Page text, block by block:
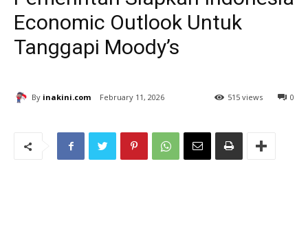
Economic Outlook Untuk
Tanggapi Moody’s
By inakini.com February 11, 2026 0
515 views